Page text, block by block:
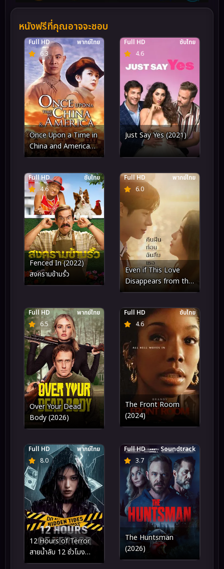
หนังฟรีที่คุณอาจจะชอบ
6.3
Full HD พากย์ไทย
Once Upon a Time in
China and America
(1997) หวงเฟยหง พิชิต
4.6
Full HD ซับไทย
Just Say Yes (2021)
4.6
Full HD ซับไทย
Fenced In (2022)
สงครามข้ามรั้ว
6.0
Full HD พากย์ไทย
Even if This Love
Disappears from the
World Tonight คืนฝัน
6.5
Full HD พากย์ไทย
Over Your Dead
Body (2026)
4.6
Full HD ซับไทย
The Front Room
(2024)
8.0
Full HD พากย์ไทย
12 Hours of Terror
สายน้ำลับ 12 ชั่วโมง
หลอน (2025)
3.7
Full HD Soundtrack
The Huntsman
(2026)